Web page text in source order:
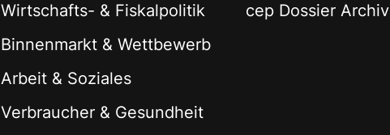
Wirtschafts- & Fiskalpolitik
Binnenmarkt & Wettbewerb
Arbeit & Soziales
Verbraucher & Gesundheit
cep Dossier Archiv